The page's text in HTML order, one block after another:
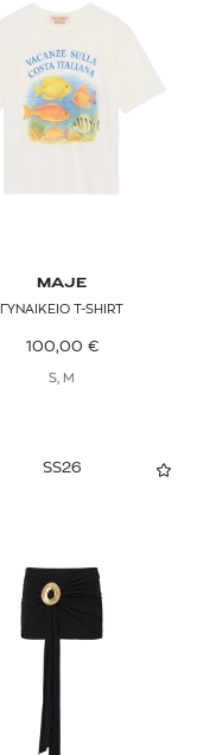
MAJE
ΓΥΝΑΙΚΕΙΟ T-SHIRT
100,00 €
S, M
SS26